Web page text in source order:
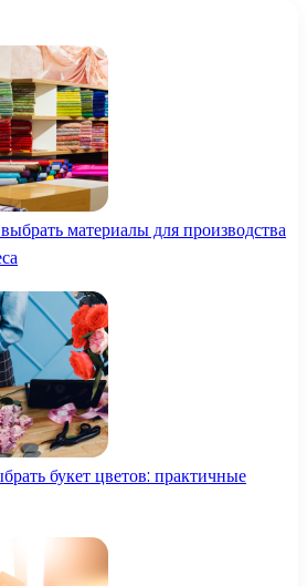
материалы для производства
букет цветов: практичные